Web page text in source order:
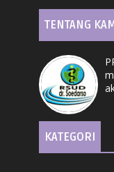
TENTANG
KATEGORI